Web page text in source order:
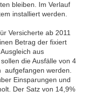
bleiben. Im Verlauf
installiert werden.
Versicherte ab 2011
Betrag der fixiert
aus
die Ausfälle von 4
aufgefangen werden.
Einsparungen und
Der Satz von 14,9%